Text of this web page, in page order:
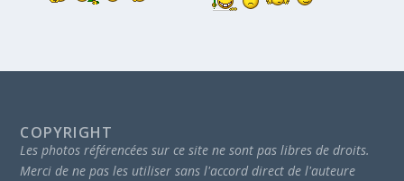
COPYRIGHT
Les photos référencées sur ce site ne sont pas libres de droits.
Merci de ne pas les utiliser sans l'accord direct de l'auteure